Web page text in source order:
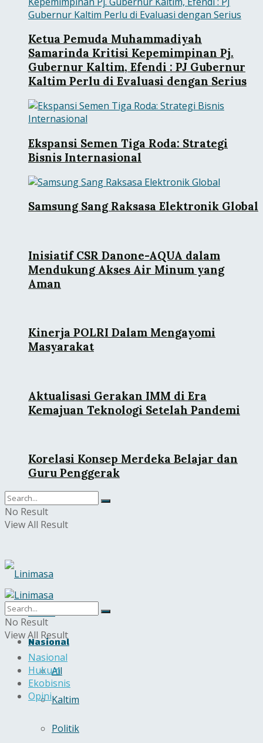
Ketua Pemuda Muhammadiyah
Samarinda Kritisi Kepemimpinan Pj.
Gubernur Kaltim, Efendi : PJ Gubernur
Kaltim Perlu di Evaluasi dengan Serius
Ekspansi Semen Tiga Roda: Strategi
Bisnis Internasional
Samsung Sang Raksasa Elektronik Global
Inisiatif CSR Danone-AQUA dalam
Mendukung Akses Air Minum yang
Aman
Kinerja POLRI Dalam Mengayomi
Masyarakat
Aktualisasi Gerakan IMM di Era
Kemajuan Teknologi Setelah Pandemi
Korelasi Konsep Merdeka Belajar dan
Guru Penggerak
No Result
View All Result
Home
Nasional
All
Kaltim
Politik
No Result
View All Result
Nasional
Hukum
Ekobisnis
Opini